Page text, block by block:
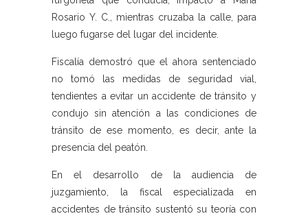
Rosario Y. C., mientras cruzaba la calle, para
luego fugarse del lugar del incidente.
Fiscalía demostró que el ahora sentenciado
no tomó las medidas de seguridad vial,
tendientes a evitar un accidente de tránsito y
condujo sin atención a las condiciones de
tránsito de ese momento, es decir, ante la
presencia del peatón.
En el desarrollo de la audiencia de
juzgamiento, la fiscal especializada en
accidentes de tránsito sustentó su teoría con